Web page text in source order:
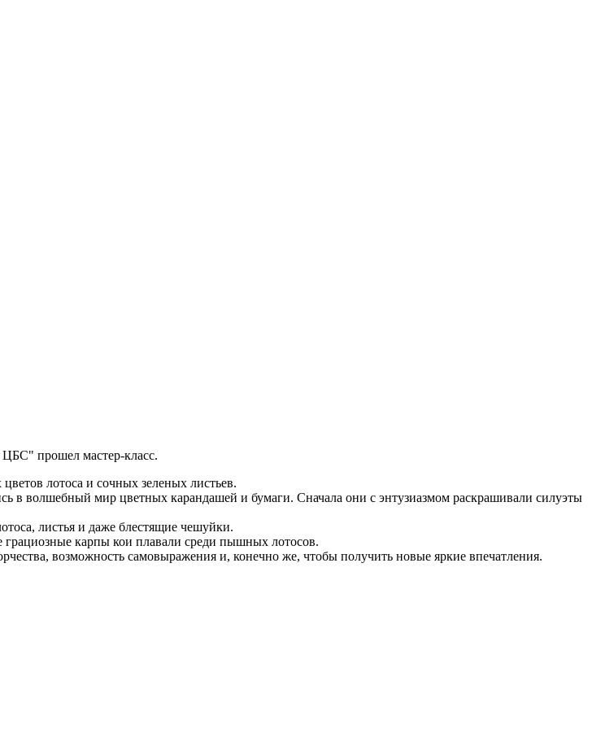
ЦБС" прошел мастер-класс.
лотоса и сочных зеленых листьев.
в волшебный мир цветных карандашей и бумаги. Сначала они с энтузиазмом раскрашивали силуэты
листья и даже блестящие чешуйки.
грациозные карпы кои плавали среди пышных лотосов.
возможность самовыражения и, конечно же, чтобы получить новые яркие впечатления.